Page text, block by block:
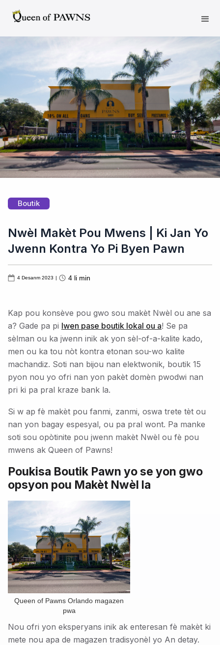
Boutik
Nwèl Makèt Pou Mwens | Ki Jan Yo
Jwenn Kontra Yo Pi Byen Pawn
4 Desanm 2023 | 4 li min
Kap pou konsève pou gwo sou makèt Nwèl ou ane sa
a? Gade pa pi lwen pase boutik lokal ou a! Se pa
sèlman ou ka jwenn inik ak yon sèl-of-a-kalite kado,
men ou ka tou nòt kontra etonan sou-wo kalite
machandiz. Soti nan bijou nan elektwonik, boutik 15
pyon nou yo ofri nan yon pakèt domèn pwodwi nan
pri ki pa pral kraze bank la.
Si w ap fè makèt pou fanmi, zanmi, oswa trete tèt ou
nan yon bagay espesyal, ou pa pral wont. Pa manke
soti sou opòtinite pou jwenn makèt Nwèl ou fè pou
mwens ak Queen of Pawns!
Poukisa Boutik Pawn yo se yon gwo
opsyon pou Makèt Nwèl la
Queen of Pawns Orlando magazen
pwa
Nou ofri yon eksperyans inik ak enteresan fè makèt ki
mete nou apa de magazen tradisyonèl yo An detay.